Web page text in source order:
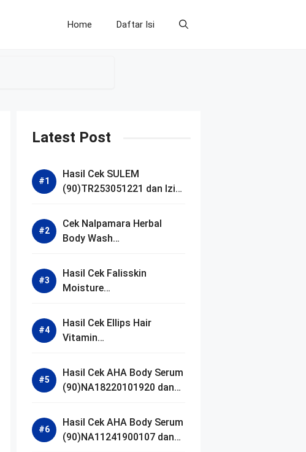
Home Daftar Isi
Latest Post
Hasil Cek SULEM
(90)TR253051221 dan Izin
Cek Nalpamara Herbal
Body Wash
Izin Bpom
Hasil Cek Falisskin
Moisture
Izin BPOM
Hasil Cek Ellips Hair
Vitamin
Izin BPOM
Hasil Cek AHA Body Serum
(90)NA18220101920 dan
Hasil Cek AHA Body Serum
(90)NA11241900107 dan